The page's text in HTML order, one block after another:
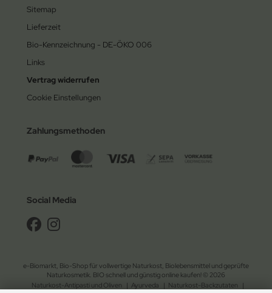
Sitemap
Lieferzeit
Bio-Kennzeichnung - DE-ÖKO 006
Links
Vertrag widerrufen
Cookie Einstellungen
Zahlungsmethoden
Social Media
e-Biomarkt, Bio-Shop für vollwertige Naturkost, Biolebensmittel und geprüfte
Naturkosmetik. BIO schnell und günstig online kaufen! © 2026
Naturkost-Antipasti und Oliven
| Ayurveda | Naturkost-Backzutaten |